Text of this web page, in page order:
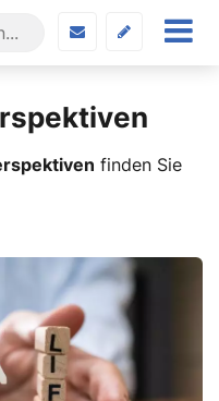
finden Sie